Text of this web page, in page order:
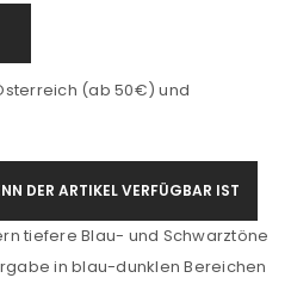
(ab 50€) und
DER ARTIKEL VERFÜGBAR IST
tiefere Blau- und Schwarztöne
in blau-dunklen Bereichen